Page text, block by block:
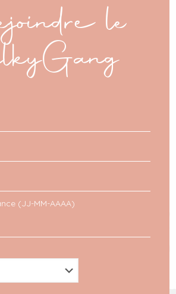
LOOKS
le
(JJ-MM-AAAA)